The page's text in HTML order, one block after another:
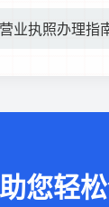
业执照办理指
您轻